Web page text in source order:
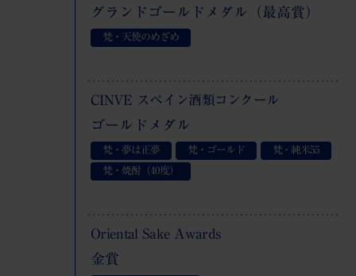
グランドゴールドメダル（最高賞）
梵・天使のめざめ
CINVE スペイン酒類コンクール
ゴールドメダル
梵・夢は正夢 梵・ゴールド 梵・純米55
梵・焼酎（40度）
Oriental Sake Awards
金賞